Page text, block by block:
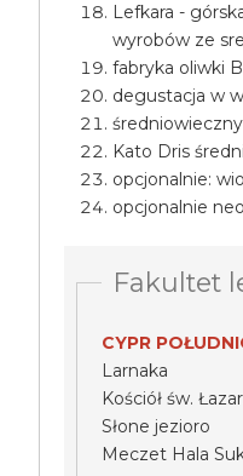
Lefkara -
wyrobów ze
fabryka oliwki
degustacja w
Kato Dris
opcjonalnie:
opcjonalnie
Fakultet
CYPR
Larnaka
Kościół św.
Słone jezioro
Meczet Hala